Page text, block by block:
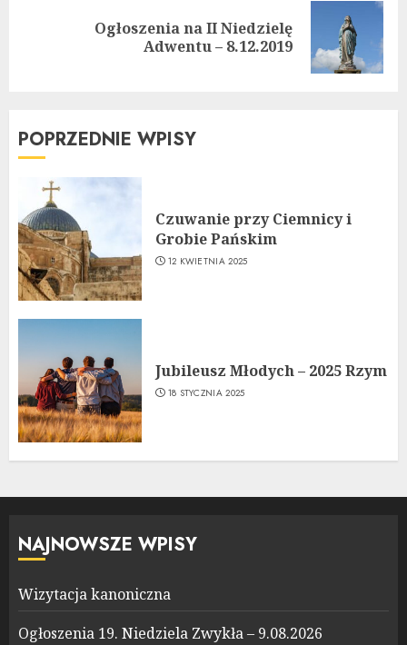
Ogłoszenia na II Niedzielę
Adwentu – 8.12.2019
POPRZEDNIE WPISY
Czuwanie przy Ciemnicy i
Grobie Pańskim
12 KWIETNIA 2025
Jubileusz Młodych – 2025 Rzym
18 STYCZNIA 2025
NAJNOWSZE WPISY
Wizytacja kanoniczna
Ogłoszenia 19. Niedziela Zwykła – 9.08.2026